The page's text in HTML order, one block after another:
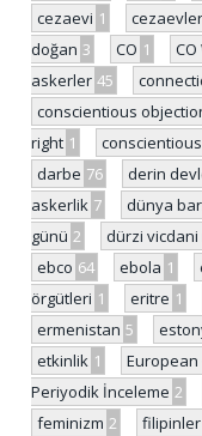
cezaevi 1
doğan 3 CO 1 CO
askerler 45
conscientious
right 1
darbe 76 derin
askerlik 7 dünya
günü 2 dürzi vicdani
ebco 64 ebola 1
örgütleri 1 eritre 1
ermenistan 5
etkinlik 1 European
Periyodik İnceleme 2
feminizm 2 filipinler